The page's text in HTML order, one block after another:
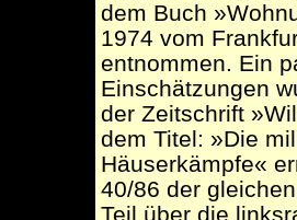
dem Buch
1974 vom
entnommen. Ein
Einschätzungen
der Zeitschrift
dem Titel: »Die
Häuserkämpfe«
40/86 der
Teil über die